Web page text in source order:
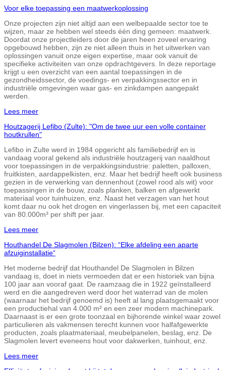
Voor elke toepassing een maatwerkoplossing
Onze projecten zijn niet altijd aan een welbepaalde sector toe te
wijzen, maar ze hebben wel steeds één ding gemeen: maatwerk.
Doordat onze projectleiders door de jaren heen zoveel ervaring
opgebouwd hebben, zijn ze niet alleen thuis in het uitwerken van
oplossingen vanuit onze eigen expertise, maar ook vanuit de
specifieke activiteiten van onze opdrachtgevers. In deze reportage
krijgt u een overzicht van een aantal toepassingen in de
gezondheidssector, de voedings- en verpakkingssector en in
industriële omgevingen waar gas- en zinkdampen aangepakt
werden.
Lees meer
Houtzagerij Lefibo (Zulte): "Om de twee uur een volle container
houtkrullen"
Lefibo in Zulte werd in 1984 opgericht als familiebedrijf en is
vandaag vooral gekend als industriële houtzagerij van naaldhout
voor toepassingen in de verpakkingsindustrie: paletten, palloxen,
fruitkisten, aardappelkisten, enz. Maar het bedrijf heeft ook business
gezien in de verwerking van dennenhout (zowel rood als wit) voor
toepassingen in de bouw, zoals planken, balken en afgewerkt
materiaal voor tuinhuizen, enz. Naast het verzagen van het hout
komt daar nu ook het drogen en vingerlassen bij, met een capaciteit
van 80.000m³ per shift per jaar.
Lees meer
Houthandel De Slagmolen (Bilzen): “Elke afdeling een aparte
afzuiginstallatie“
Het moderne bedrijf dat Houthandel De Slagmolen in Bilzen
vandaag is, doet in niets vermoeden dat er een historiek van bijna
100 jaar aan vooraf gaat. De raamzaag die in 1922 geïnstalleerd
werd en die aangedreven werd door het waterrad van de molen
(waarnaar het bedrijf genoemd is) heeft al lang plaatsgemaakt voor
een productiehal van 4.000 m² en een zeer modern machinepark.
Daarnaast is er een grote toonzaal en bijhorende winkel waar zowel
particulieren als vakmensen terecht kunnen voor halfafgewerkte
producten, zoals plaatmateriaal, meubelpanelen, beslag, enz. De
Slagmolen levert eveneens hout voor dakwerken, tuinhout, enz.
Lees meer